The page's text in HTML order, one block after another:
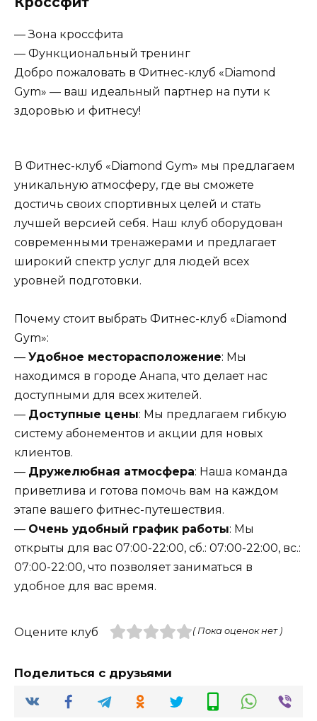
— Зона кроссфита
— Функциональный тренинг
Добро пожаловать в Фитнес-клуб «Diamond
Gym» — ваш идеальный партнер на пути к
здоровью и фитнесу!
В Фитнес-клуб «Diamond Gym» мы предлагаем
уникальную атмосферу, где вы сможете
достичь своих спортивных целей и стать
лучшей версией себя. Наш клуб оборудован
современными тренажерами и предлагает
широкий спектр услуг для людей всех
уровней подготовки.
Почему стоит выбрать Фитнес-клуб «Diamond
Gym»:
— Удобное месторасположение: Мы
находимся в городе Анапа, что делает нас
доступными для всех жителей.
— Доступные цены: Мы предлагаем гибкую
систему абонементов и акции для новых
клиентов.
— Дружелюбная атмосфера: Наша команда
приветлива и готова помочь вам на каждом
этапе вашего фитнес-путешествия.
— Очень удобный график работы: Мы
открыты для вас 07:00-22:00, сб.: 07:00-22:00, вс.:
07:00-22:00, что позволяет заниматься в
удобное для вас время.
Оцените клуб ( Пока оценок нет )
Поделиться с друзьями